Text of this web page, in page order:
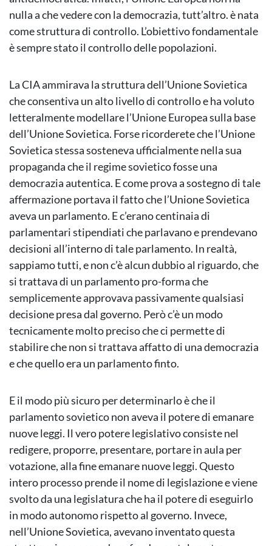
nulla a che vedere con la democrazia, tutt’altro. è nata
come struttura di controllo. L’obiettivo fondamentale
è sempre stato il controllo delle popolazioni.
La CIA ammirava la struttura dell’Unione Sovietica
che consentiva un alto livello di controllo e ha voluto
letteralmente modellare l’Unione Europea sulla base
dell’Unione Sovietica. Forse ricorderete che l’Unione
Sovietica stessa sosteneva ufficialmente nella sua
propaganda che il regime sovietico fosse una
democrazia autentica. E come prova a sostegno di tale
affermazione portava il fatto che l’Unione Sovietica
aveva un parlamento. E c’erano centinaia di
parlamentari stipendiati che parlavano e prendevano
decisioni all’interno di tale parlamento. In realtà,
sappiamo tutti, e non c’è alcun dubbio al riguardo, che
si trattava di un parlamento pro-forma che
semplicemente approvava passivamente qualsiasi
decisione presa dal governo. Però c’è un modo
tecnicamente molto preciso che ci permette di
stabilire che non si trattava affatto di una democrazia
e che quello era un parlamento finto.
E il modo più sicuro per determinarlo è che il
parlamento sovietico non aveva il potere di emanare
nuove leggi. Il vero potere legislativo consiste nel
redigere, proporre, presentare, portare in aula per
votazione, alla fine emanare nuove leggi. Questo
intero processo prende il nome di legislazione e viene
svolto da una legislatura che ha il potere di eseguirlo
in modo autonomo rispetto al governo. Invece,
nell’Unione Sovietica, avevano inventato questa